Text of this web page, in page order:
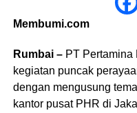
Membumi.com
Rumbai – PT
kegiatan puncak
dengan mengusung tema
kantor pusat PHR di